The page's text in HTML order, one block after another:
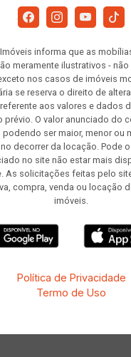
informa que as
meramente ilustrativos -
nos casos de imóveis
se reserva o direito de
aos valores e dados
prévio. O valor anunciado do
ser maior, menor ou
decorrer da locação. Pode
no site não estar mais
As solicitações feitas pelo
compra, venda ou locação
imóveis.
Política de Privacidade
Termo de Uso